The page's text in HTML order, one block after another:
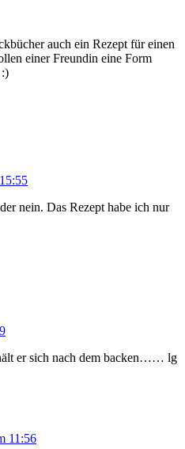
auch ein Rezept für einen
einer Freundin eine Form
nein. Das Rezept habe ich nur
er sich nach dem backen…… lg
11:56